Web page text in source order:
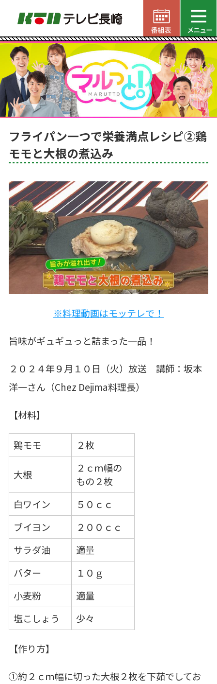
フライパン一つで栄養満点レシピ②鶏
モモと大根の煮込み
※料理動画はモッテレで！
旨味がギュギュっと詰まった一品！
２０２４年９月１０日（火）放送 講師：坂本
洋一さん（Chez Dejima料理長）
【材料】
鶏モモ ２枚
大根
２ｃｍ幅の
もの２枚
白ワイン
５０ｃｃ
ブイヨン
２００ｃｃ
サラダ油
適量
バター
１０ｇ
小麦粉
適量
塩こしょう
少々
【作り方】
①約２ｃｍ幅に切った大根２枚を下茹でしてお